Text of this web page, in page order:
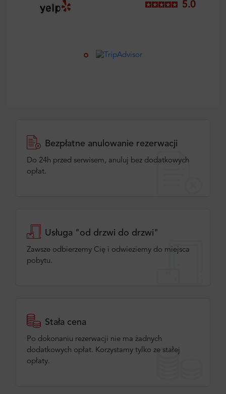
5.0
Bezpłatne anulowanie rezerwacji
Do 24h przed serwisem, anuluj bez dodatkowych
opłat.
Usługa "od drzwi do drzwi"
Zawsze odbierzemy Cię i odwieziemy do miejsca
pobytu.
Stała cena
Po dokonaniu rezerwacji nie ma żadnych
dodatkowych opłat. Korzystamy tylko ze stałej
opłaty.